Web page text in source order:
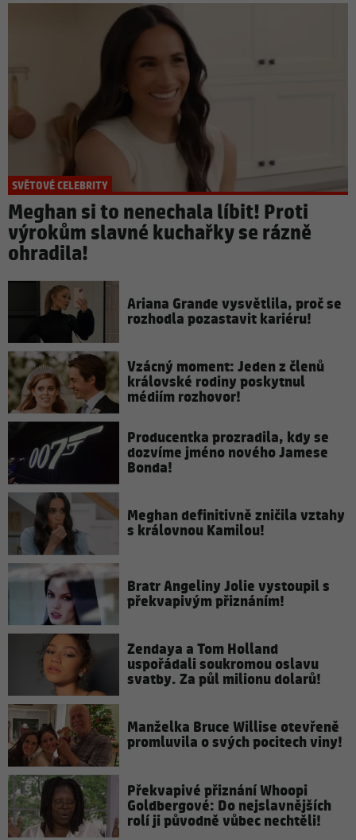
SVĚTOVÉ CELEBRITY
Meghan si to nenechala líbit! Proti
výrokům slavné kuchařky se rázně
ohradila!
Ariana Grande vysvětlila, proč se
rozhodla pozastavit kariéru!
Vzácný moment: Jeden z členů
královské rodiny poskytnul
médiím rozhovor!
Producentka prozradila, kdy se
dozvíme jméno nového Jamese
Bonda!
Meghan definitivně zničila vztahy
s královnou Kamilou!
Bratr Angeliny Jolie vystoupil s
překvapivým přiznáním!
Zendaya a Tom Holland
uspořádali soukromou oslavu
svatby. Za půl milionu dolarů!
Manželka Bruce Willise otevřeně
promluvila o svých pocitech viny!
Překvapivé přiznání Whoopi
Goldbergové: Do nejslavnějších
rolí ji původně vůbec nechtěli!